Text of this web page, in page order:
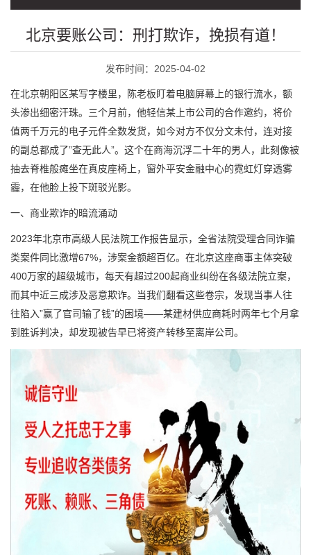
北京要账公司：刑打欺诈，挽损有道！
发布时间：2025-04-02
在北京朝阳区某写字楼里，陈老板盯着电脑屏幕上的银行流水，额
头渗出细密汗珠。三个月前，他轻信某上市公司的合作邀约，将价
值两千万元的电子元件全数发货，如今对方不仅分文未付，连对接
的副总都成了”查无此人”。这个在商海沉浮二十年的男人，此刻像被
抽去脊椎般瘫坐在真皮座椅上，窗外平安金融中心的霓虹灯穿透雾
霾，在他脸上投下斑驳光影。
一、商业欺诈的暗流涌动
2023年北京市高级人民法院工作报告显示，全省法院受理合同诈骗
类案件同比激增67%，涉案金额超百亿。在北京这座商事主体突破
400万家的超级城市，每天有超过200起商业纠纷在各级法院立案，
而其中近三成涉及恶意欺诈。当我们翻看这些卷宗，发现当事人往
往陷入”赢了官司输了钱”的困境——某建材供应商耗时两年七个月拿
到胜诉判决，却发现被告早已将资产转移至离岸公司。